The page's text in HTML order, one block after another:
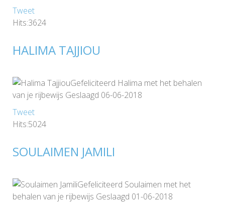
Tweet
Hits:3624
HALIMA TAJJIOU
Gefeliciteerd Halima met het behalen
van je rijbewijs Geslaagd 06-06-2018
Tweet
Hits:5024
SOULAIMEN JAMILI
Gefeliciteerd Soulaimen met het
behalen van je rijbewijs Geslaagd 01-06-2018